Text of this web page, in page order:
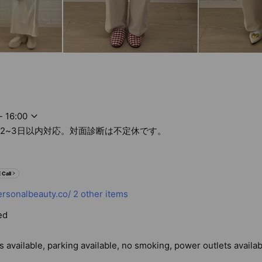
16:00
日以内対応。対面診断は不定休です。
Call
2 other items
available, parking available, no smoking, power outlets